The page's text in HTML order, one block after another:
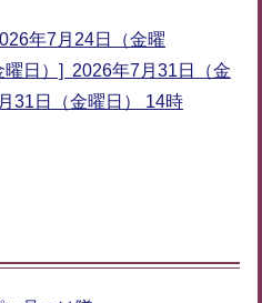
年7月24日（金曜
曜日）] 2026年7月31日（金
31日（金曜日） 14時